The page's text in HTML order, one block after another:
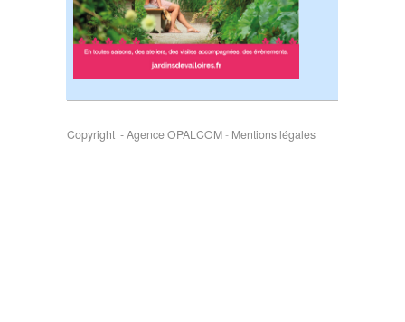
Copyright - Agence OPALCOM- Mentions légales